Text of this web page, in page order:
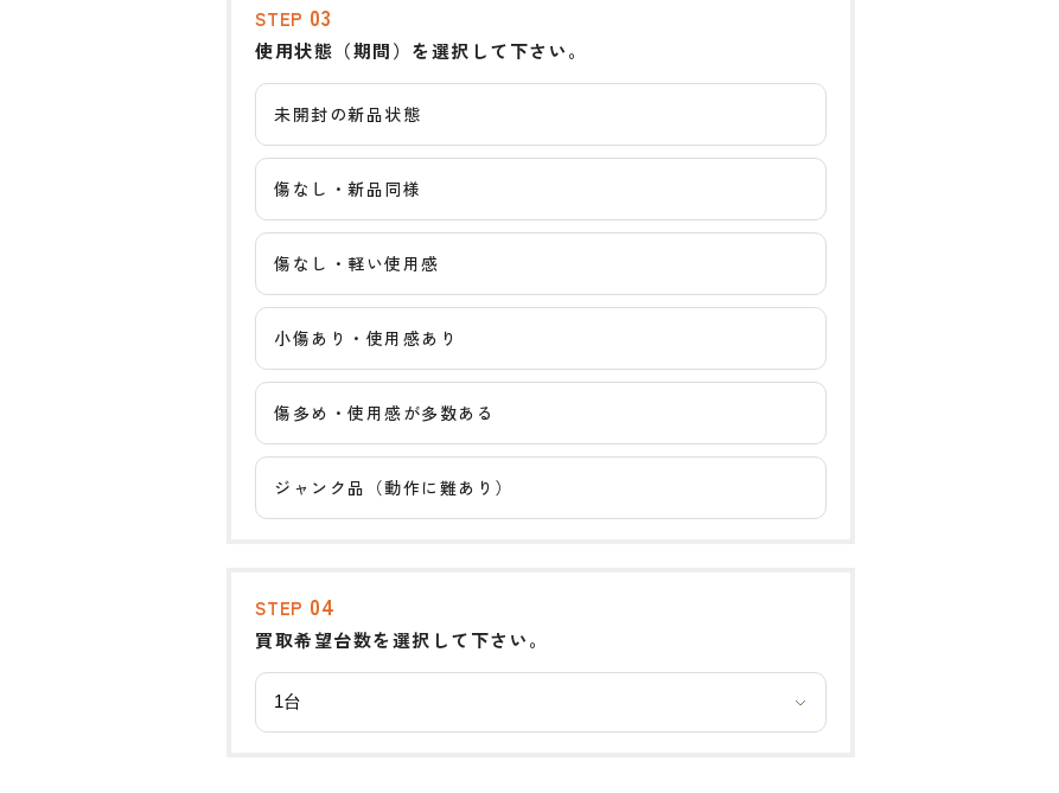
STEP 03
使用状態（期間）を選択して下さい。
未開封の新品状態
傷なし・新品同様
傷なし・軽い使用感
小傷あり・使用感あり
傷多め・使用感が多数ある
ジャンク品（動作に難あり）
STEP 04
買取希望台数を選択して下さい。